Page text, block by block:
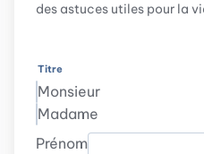
des astuces utiles pour la
Titre
Monsieur
Madame
Prénom